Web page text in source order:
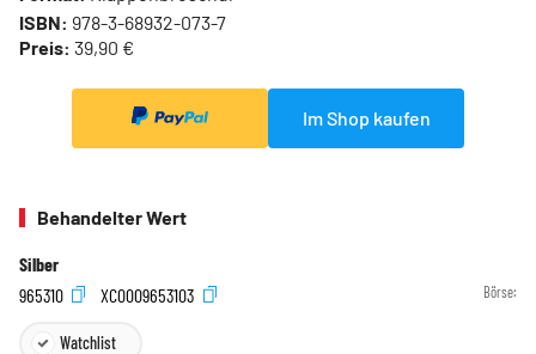
ISBN: 978-3-68932-073-7
Preis: 39,90 €
Im Shop kaufen
Behandelter Wert
Silber
965310
XC0009653103 Börse:
Watchlist